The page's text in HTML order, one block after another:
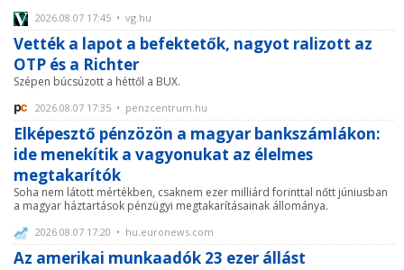
2026.08.07 17:45 • vg.hu
Vették a lapot a befektetők, nagyot ralizott az
OTP és a Richter
Szépen búcsúzott a héttől a BUX.
2026.08.07 17:35 • penzcentrum.hu
Elképesztő pénzözön a magyar bankszámlákon:
ide menekítik a vagyonukat az élelmes
megtakarítók
Soha nem látott mértékben, csaknem ezer milliárd forinttal nőtt júniusban
a magyar háztartások pénzügyi megtakarításainak állománya.
2026.08.07 17:20 • hu.euronews.com
Az amerikai munkaadók 23 ezer állást